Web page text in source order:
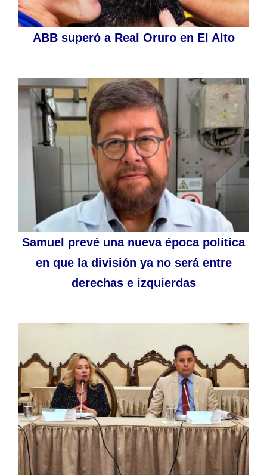
ABB superó a Real Oruro en El Alto
Samuel prevé una nueva época política
en que la división ya no será entre
derechas e izquierdas